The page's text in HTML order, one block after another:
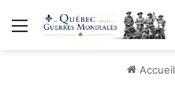
Menu
Accueil